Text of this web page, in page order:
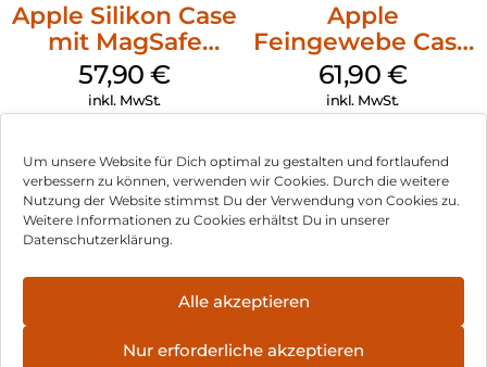
Um unsere Website für Dich optimal zu gestalten und fortlaufend
verbessern zu können, verwenden wir Cookies. Durch die weitere
Nutzung der Website stimmst Du der Verwendung von Cookies zu.
Weitere Informationen zu Cookies erhältst Du in unserer
Datenschutzerklärung.
Alle akzeptieren
Nur erforderliche akzeptieren
Apple Silikon Case
mit MagSafe
iPhone 14 Pro
(PRODUCT)RED
57,90€
inkl. MwSt.
Apple
Feingewebe Case
iPhone 15 Pro
MagSafe Schwarz
61,90 €
inkl. MwSt.
Impressum